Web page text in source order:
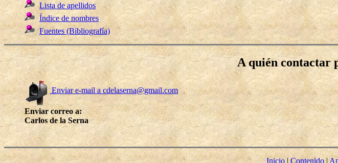
Lista de apellidos
Índice de nombres
Fuentes (Bibliografía)
A quién contactar
Enviar e-mail a cdelaserna@gmail.com
Enviar correo a:
Carlos de la Serna
Inicio| Contenido|